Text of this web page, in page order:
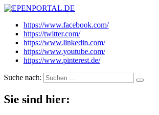
EPENPORTAL.DE
Epische News aus Politik, Finanzen & Gesellschaft
https://www.facebook.com/
https://twitter.com/
https://www.linkedin.com/
https://www.youtube.com/
https://www.pinterest.de/
Suche nach:
Sie sind hier: